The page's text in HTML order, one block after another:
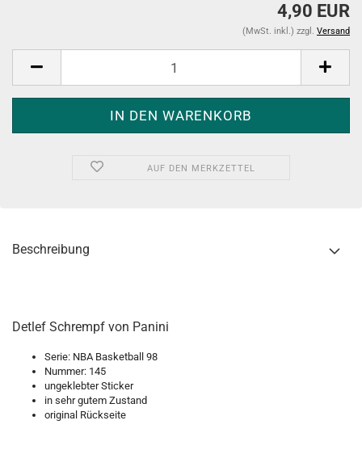
4,90 EUR
(MwSt. inkl.) zzgl. Versand
AUF DEN MERKZETTEL
Beschreibung
Detlef Schrempf von Panini
Serie: NBA Basketball 98
Nummer: 145
ungeklebter Sticker
in sehr gutem Zustand
original Rückseite